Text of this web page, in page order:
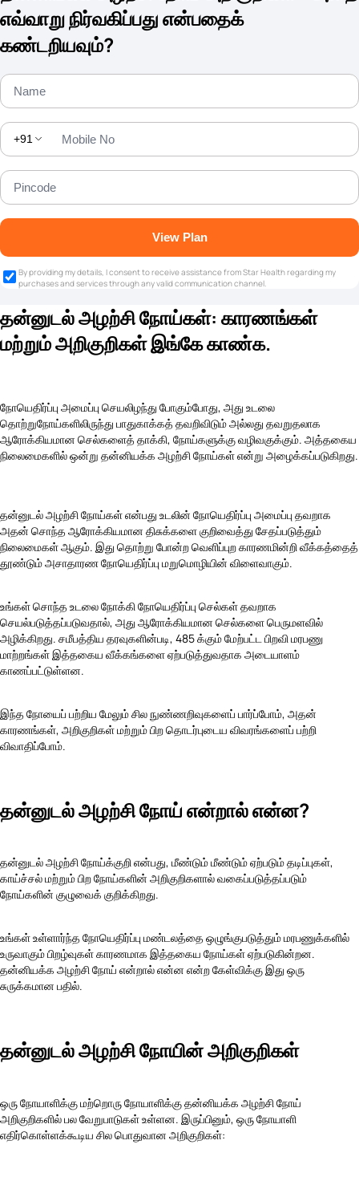
எவ்வாறு நிர்வகிப்பது என்பதைக்
கண்டறியவும்?
+91
View Plan
By providing my details, I consent to receive assistance from Star Health regarding my
purchases and services through any valid communication channel.
தன்னுடல் அழற்சி நோய்கள்: காரணங்கள்
மற்றும் அறிகுறிகள் இங்கே காண்க.
நோயெதிர்ப்பு அமைப்பு செயலிழந்து போகும்போது, ​​அது உடலை
தொற்றுநோய்களிலிருந்து பாதுகாக்கத் தவறிவிடும் அல்லது தவறுதலாக
ஆரோக்கியமான செல்களைத் தாக்கி, நோய்களுக்கு வழிவகுக்கும். அத்தகைய
நிலைமைகளில் ஒன்று தன்னியக்க அழற்சி நோய்கள் என்று அழைக்கப்படுகிறது.
தன்னுடல் அழற்சி நோய்கள் என்பது உடலின் நோயெதிர்ப்பு அமைப்பு தவறாக
அதன் சொந்த ஆரோக்கியமான திசுக்களை குறிவைத்து சேதப்படுத்தும்
நிலைமைகள் ஆகும். இது தொற்று போன்ற வெளிப்புற காரணமின்றி வீக்கத்தைத்
தூண்டும் அசாதாரண நோயெதிர்ப்பு மறுமொழியின் விளைவாகும்.
உங்கள் சொந்த உடலை நோக்கி நோயெதிர்ப்பு செல்கள் தவறாக
செயல்படுத்தப்படுவதால், அது ஆரோக்கியமான செல்களை பெருமளவில்
அழிக்கிறது. சமீபத்திய தரவுகளின்படி, 485 க்கும் மேற்பட்ட பிறவி மரபணு
மாற்றங்கள் இத்தகைய வீக்கங்களை ஏற்படுத்துவதாக அடையாளம்
காணப்பட்டுள்ளன.
இந்த நோயைப் பற்றிய மேலும் சில நுண்ணறிவுகளைப் பார்ப்போம், அதன்
காரணங்கள், அறிகுறிகள் மற்றும் பிற தொடர்புடைய விவரங்களைப் பற்றி
விவாதிப்போம்.
தன்னுடல் அழற்சி நோய் என்றால் என்ன?
தன்னுடல் அழற்சி நோய்க்குறி என்பது, மீண்டும் மீண்டும் ஏற்படும் தடிப்புகள்,
காய்ச்சல் மற்றும் பிற நோய்களின் அறிகுறிகளால் வகைப்படுத்தப்படும்
நோய்களின் குழுவைக் குறிக்கிறது.
உங்கள் உள்ளார்ந்த நோயெதிர்ப்பு மண்டலத்தை ஒழுங்குபடுத்தும் மரபணுக்களில்
உருவாகும் பிறழ்வுகள் காரணமாக இத்தகைய நோய்கள் ஏற்படுகின்றன.
தன்னியக்க அழற்சி நோய் என்றால் என்ன என்ற கேள்விக்கு இது ஒரு
சுருக்கமான பதில்.
தன்னுடல் அழற்சி நோயின் அறிகுறிகள்
ஒரு நோயாளிக்கு மற்றொரு நோயாளிக்கு தன்னியக்க அழற்சி நோய்
அறிகுறிகளில் பல வேறுபாடுகள் உள்ளன. இருப்பினும், ஒரு நோயாளி
எதிர்கொள்ளக்கூடிய சில பொதுவான அறிகுறிகள்: